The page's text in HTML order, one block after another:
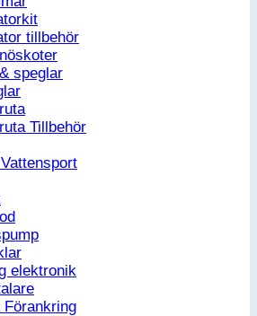
tillbehör
speglar
Tillbehör
elektronik
Förankring